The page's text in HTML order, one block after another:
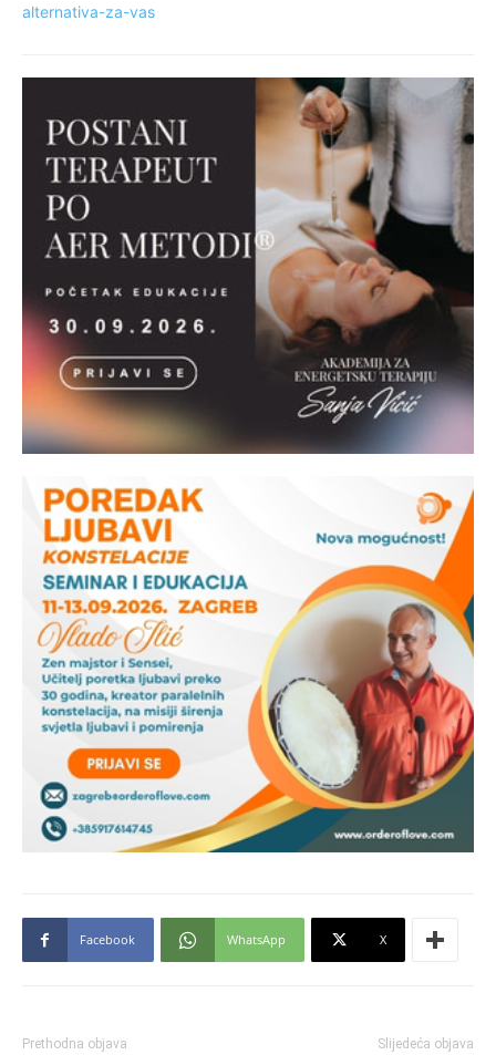
alternativa-za-vas
Facebook WhatsApp X
Prethodna objava Slijedeća objava